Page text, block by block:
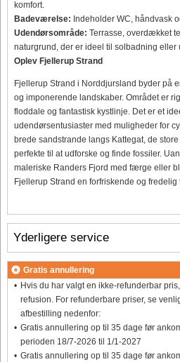
komfort.
Badeværelse: Indeholder WC, håndvask
Udendørsområde: Terrasse, overdækket
naturgrund, der er ideel til solbadning eller
Oplev Fjellerup Strand
Fjellerup Strand i Norddjursland byder på
og imponerende landskaber. Området er
floddale og fantastisk kystlinje. Det er et
udendørsentusiaster med muligheder for
brede sandstrande langs Kattegat, de
perfekte til at udforske og finde fossiler.
maleriske Randers Fjord med færge eller
Fjellerup Strand en forfriskende og
Yderligere service
Gratis annullering
Hvis du har valgt en ikke-refunderbar
refusion. For refunderbare priser, se
afbestilling nedenfor:
Gratis annullering op til 35 dage før
perioden 18/7-2026 til 1/1-2027
Gratis annullering op til 35 dage før